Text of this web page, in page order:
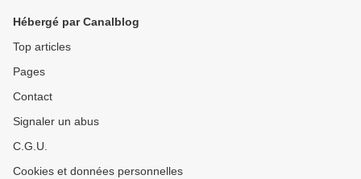
Hébergé par Canalblog
Top articles
Pages
Contact
Signaler un abus
C.G.U.
Cookies et données personnelles